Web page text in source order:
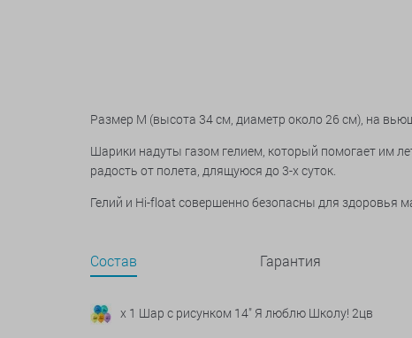
Размер M (высота 34 см, диаметр около 26 см), на
Шарики надуты газом гелием, который помогает им
радость от полета, длящуюся до 3-х суток.
Гелий и Hi-float совершенно безопасны для здоровья
Состав Гарантия
x 1 Шар с рисунком 14" Я люблю Школу! 2цв